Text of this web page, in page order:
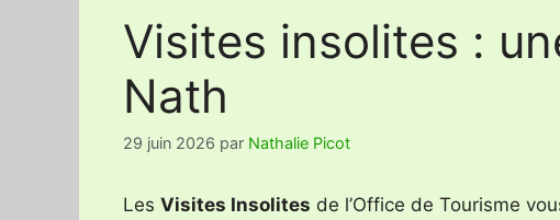
Visites insolites :
Nath
29 juin 2026 par Nathalie Picot
Les Visites Insolites de l’Office de Tourisme